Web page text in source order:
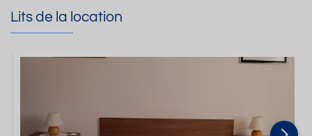
Lits de la location